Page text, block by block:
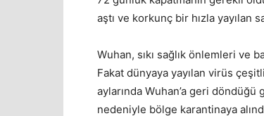
aştı ve korkunç bir hızla yayılan
Wuhan, sıkı sağlık önlemleri ve
Fakat dünyaya yayılan virüs
aylarında Wuhan’a geri
nedeniyle bölge karantinaya